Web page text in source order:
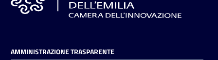
Prenotazioni
on line
on line
AMMINISTRAZIONE TRASPARENTE